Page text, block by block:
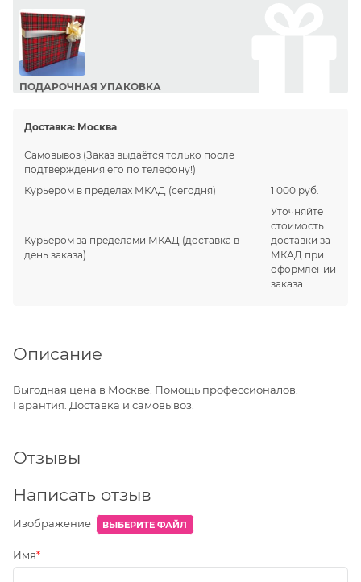
ПОДАРОЧНАЯ УПАКОВКА
Доставка: Москва
Самовывоз (Заказ выдаётся только после
подтверждения его по телефону!)
Курьером в пределах МКАД (сегодня) 1 000 руб.
Курьером за пределами МКАД (доставка в
день заказа)
Уточняйте
стоимость
доставки за
МКАД при
оформлении
заказа
Описание
Выгодная цена в Москве. Помощь профессионалов.
Гарантия. Доставка и самовывоз.
Отзывы
Написать отзыв
Изображение ВЫБЕРИТЕ ФАЙЛ
Имя